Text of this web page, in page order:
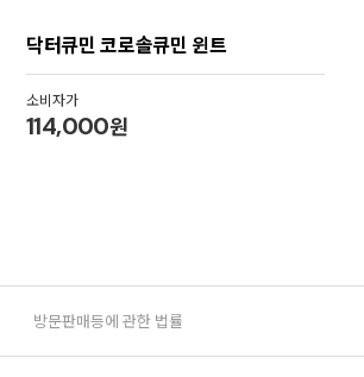
닥터큐민 코로솔큐민 윈트
소비자가
114,000원
방문판매등에 관한 법률